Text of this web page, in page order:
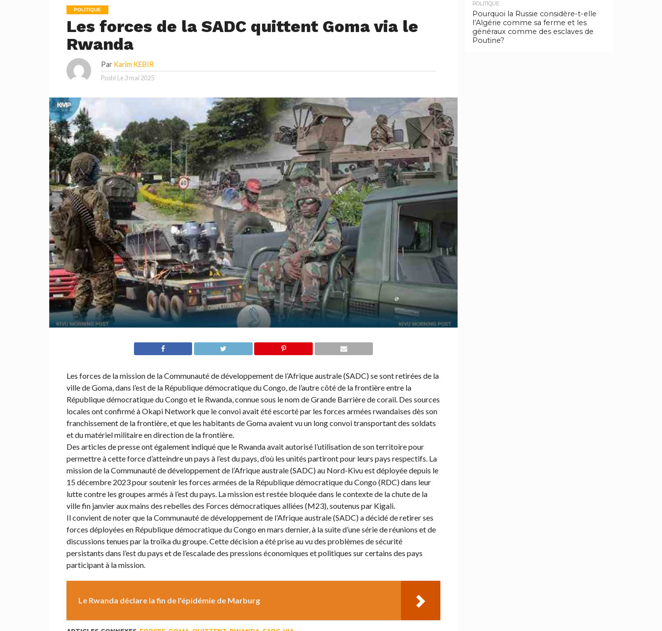
POLITIQUE
Les forces de la SADC quittent Goma via le
Rwanda
Par Karim KEBIR
Posté Le 3 mai 2025
Les forces de la mission de la Communauté de développement de l’Afrique australe (SADC) se sont retirées de la
ville de Goma, dans l’est de la République démocratique du Congo, de l’autre côté de la frontière entre la
République démocratique du Congo et le Rwanda, connue sous le nom de Grande Barrière de corail. Des sources
locales ont confirmé à Okapi Network que le convoi avait été escorté par les forces armées rwandaises dès son
franchissement de la frontière, et que les habitants de Goma avaient vu un long convoi transportant des soldats
et du matériel militaire en direction de la frontière.
Des articles de presse ont également indiqué que le Rwanda avait autorisé l’utilisation de son territoire pour
permettre à cette force d’atteindre un pays à l’est du pays, d’où les unités partiront pour leurs pays respectifs. La
mission de la Communauté de développement de l’Afrique australe (SADC) au Nord-Kivu est déployée depuis le
15 décembre 2023 pour soutenir les forces armées de la République démocratique du Congo (RDC) dans leur
lutte contre les groupes armés à l’est du pays. La mission est restée bloquée dans le contexte de la chute de la
ville fin janvier aux mains des rebelles des Forces démocratiques alliées (M23), soutenus par Kigali.
Il convient de noter que la Communauté de développement de l’Afrique australe (SADC) a décidé de retirer ses
forces déployées en République démocratique du Congo en mars dernier, à la suite d’une série de réunions et de
discussions tenues par la troïka du groupe. Cette décision a été prise au vu des problèmes de sécurité
persistants dans l’est du pays et de l’escalade des pressions économiques et politiques sur certains des pays
participant à la mission.
Le Rwanda déclare la fin de l'épidémie de Marburg
POLITIQUE
Pourquoi la Russie considère-t-elle
l’Algérie comme sa ferme et les
généraux comme des esclaves de
Poutine?